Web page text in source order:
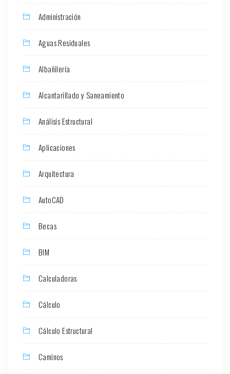
Administración
Aguas Residuales
Albañilería
Alcantarillado y Saneamiento
Análisis Estructural
Aplicaciones
Arquitectura
AutoCAD
Becas
BIM
Calculadoras
Cálculo
Cálculo Estructural
Caminos